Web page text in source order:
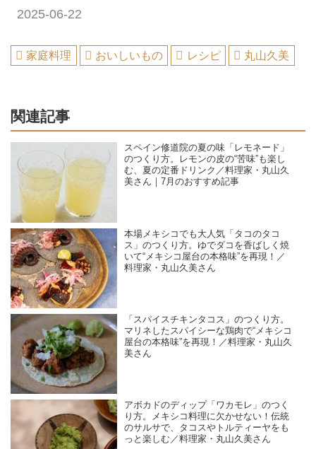
2025-06-22
家庭料理 おいしいもの レシピ 丸山久美
関連記事
スペイン修道院の夏の味「レモネード」
のつくり方。レモンの皮の“苦味”も楽し
む、夏の定番ドリンク／料理家・丸山久
美さん｜7月のおすすめ記事
本場メキシコでも大人気「タコのタコ
ス」のつくり方。ゆでダコを香ばしく焼
いて“メキシコ屋台の本格味”を再現！／
料理家・丸山久美さん
「スパイスチキンタコス」のつくり方。
マリネしたスパイシーな鶏肉で“メキシコ
屋台の本格味”を再現！／料理家・丸山久
美さん
アボカドのディップ「ワカモレ」のつく
り方。メキシコ料理に欠かせない！伝統
のサルサで、タコスやトルティーヤをも
っと楽しむ／料理家・丸山久美さん